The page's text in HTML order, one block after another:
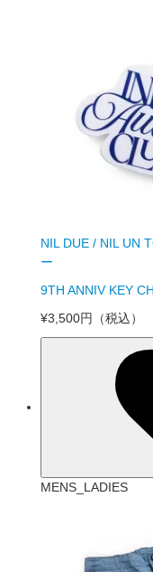
NIL DUE / NIL UN
ー
9TH ANNIV KEY
¥3,500円
（税込）
MENS_LADIES